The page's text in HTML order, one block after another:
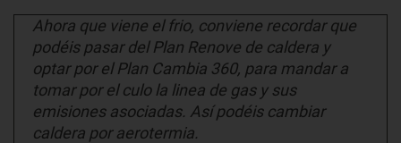
Ahora que viene el frio, conviene recordar que
podéis pasar del Plan Renove de caldera y
optar por el Plan Cambia 360, para mandar a
tomar por el culo la linea de gas y sus
emisiones asociadas. Así podéis cambiar
caldera por aerotermia.